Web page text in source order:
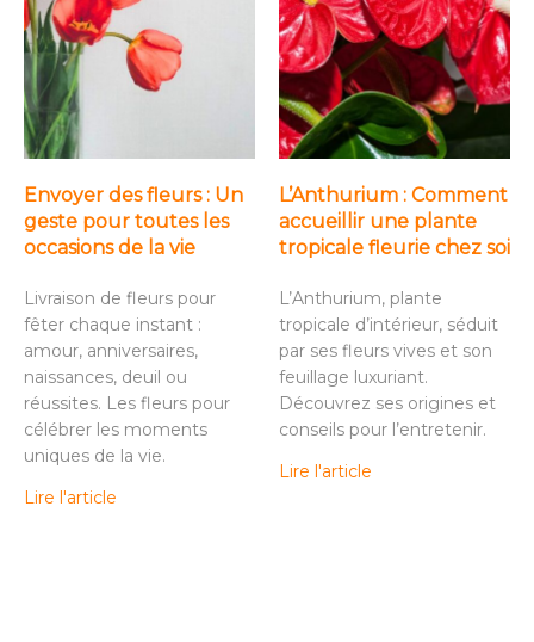
Envoyer des fleurs : Un
geste pour toutes les
occasions de la vie
Livraison de fleurs pour
fêter chaque instant :
amour, anniversaires,
naissances, deuil ou
réussites. Les fleurs pour
célébrer les moments
uniques de la vie.
Lire l'article
L’Anthurium : Comment
accueillir une plante
tropicale fleurie chez soi
L’Anthurium, plante
tropicale d’intérieur, séduit
par ses fleurs vives et son
feuillage luxuriant.
Découvrez ses origines et
conseils pour l’entretenir.
Lire l'article